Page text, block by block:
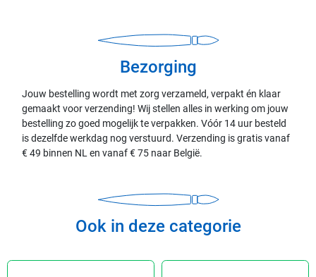
Bezorging
Jouw bestelling wordt met zorg verzameld, verpakt én klaar
gemaakt voor verzending! Wij stellen alles in werking om jouw
bestelling zo goed mogelijk te verpakken. Vóór 14 uur besteld
is dezelfde werkdag nog verstuurd. Verzending is gratis vanaf
€ 49 binnen NL en vanaf € 75 naar België.
Ook in deze categorie